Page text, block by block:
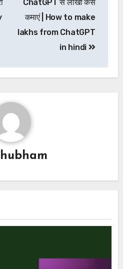
ChatGPT से लाखों कैसे
कमाएं | How to make
lakhs from ChatGPT
in hindi